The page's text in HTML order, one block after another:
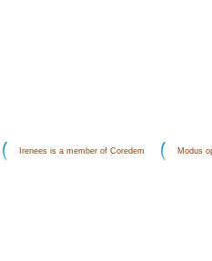
Irenees is a member of Coredem Modus